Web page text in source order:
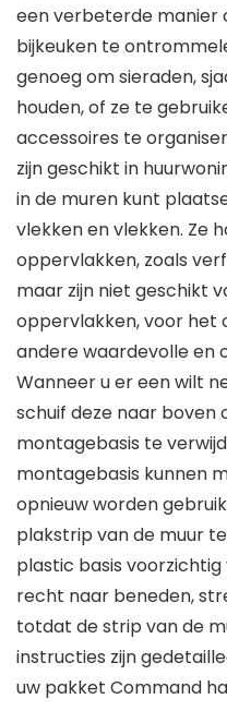
een verbeterde manier
bijkeuken te
genoeg om sieraden,
houden, of ze te
accessoires te
zijn geschikt in
in de muren kunt
vlekken en vlekken. Ze
oppervlakken, zoals
maar zijn niet geschikt
oppervlakken, voor het
andere waardevolle en
Wanneer u er een wilt
schuif deze naar boven
montagebasis te
montagebasis kunnen
opnieuw worden
plakstrip van de muur
plastic basis
recht naar beneden,
totdat de strip van de
instructies zijn
uw pakket Command